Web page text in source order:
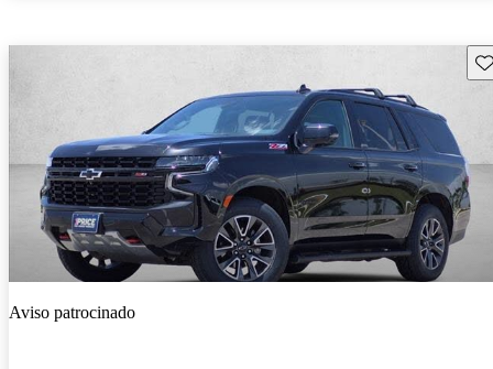
Aviso patrocinado